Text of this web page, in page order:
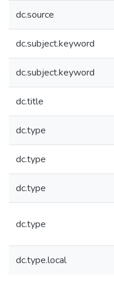
dc.source
dc.subject.keyword
dc.subject.keyword
dc.title
dc.type
dc.type
dc.type
dc.type
dc.type.local